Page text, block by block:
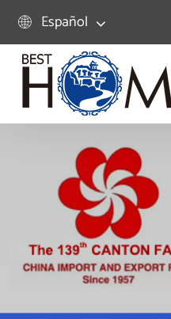
 Español